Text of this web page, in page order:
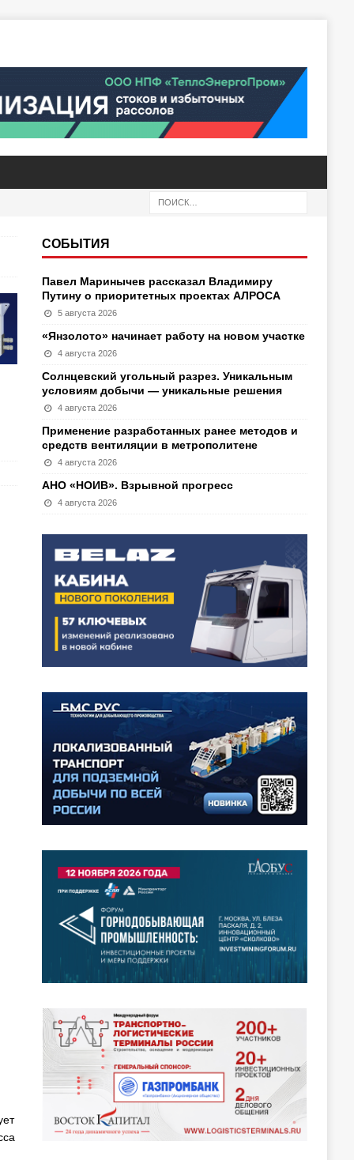
СОБЫТИЯ
Павел Маринычев рассказал Владимиру
Путину о приоритетных проектах АЛРОСА
5 августа 2026
«Янзолото» начинает работу на новом участке
4 августа 2026
Солнцевский угольный разрез. Уникальным
условиям добычи — уникальные решения
4 августа 2026
Применение разработанных ранее методов и
средств вентиляции в метрополитене
4 августа 2026
АНО «НОИВ». Взрывной прогресс
4 августа 2026